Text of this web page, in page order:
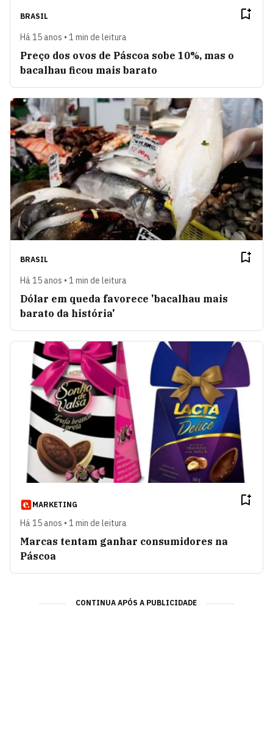
BRASIL
Há 15 anos • 1 min de leitura
Preço dos ovos de Páscoa sobe 10%, mas o
bacalhau ficou mais barato
BRASIL
Há 15 anos • 1 min de leitura
Dólar em queda favorece 'bacalhau mais
barato da história'
MARKETING
Há 15 anos • 1 min de leitura
Marcas tentam ganhar consumidores na
Páscoa
CONTINUA APÓS A PUBLICIDADE